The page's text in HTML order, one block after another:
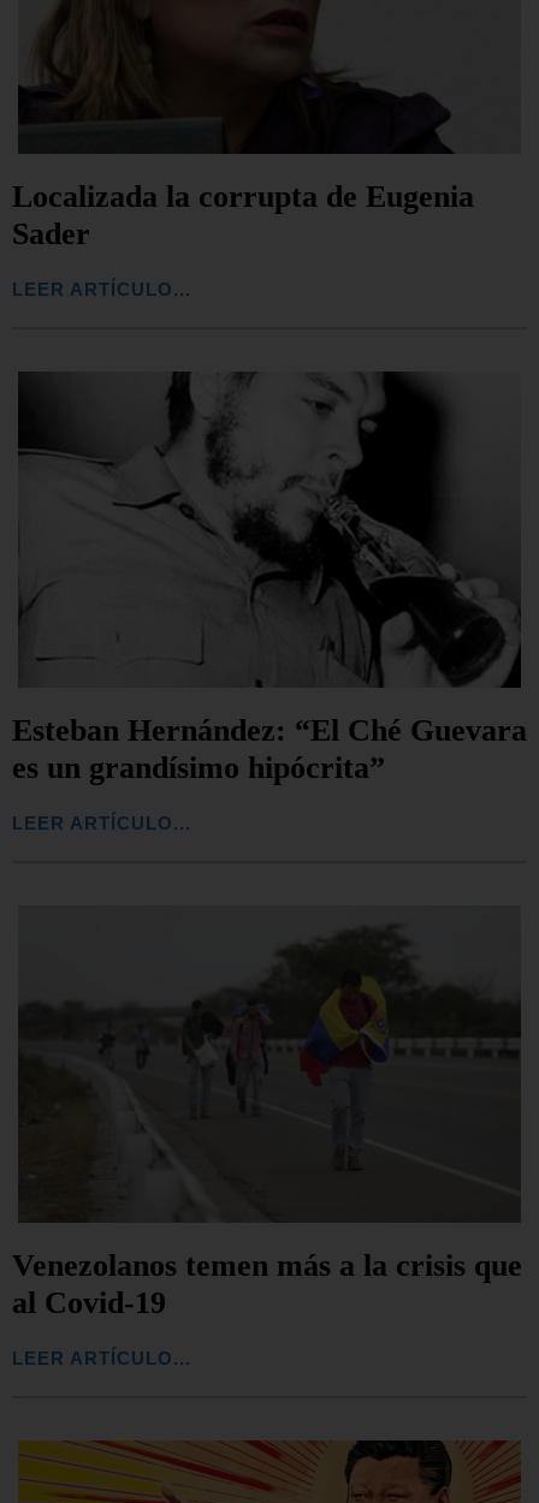
Localizada la corrupta de Eugenia
Sader
LEER ARTÍCULO...
Esteban Hernández: “El Ché Guevara
es un grandísimo hipócrita”
LEER ARTÍCULO...
Venezolanos temen más a la crisis que
al Covid-19
LEER ARTÍCULO...